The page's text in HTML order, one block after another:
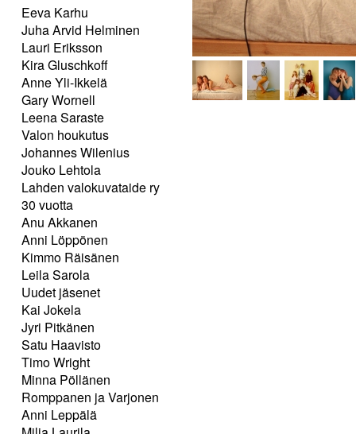
Eeva Karhu
Juha Arvid Helminen
Lauri Eriksson
Kira Gluschkoff
Anne Yli-Ikkelä
Gary Wornell
Leena Saraste
Valon houkutus
Johannes Wilenius
Jouko Lehtola
Lahden valokuvataide ry
30 vuotta
Anu Akkanen
Anni Löppönen
Kimmo Räisänen
Leila Sarola
Uudet jäsenet
Kai Jokela
Jyri Pitkänen
Satu Haavisto
Timo Wright
Minna Pöllänen
Romppanen ja Varjonen
Anni Leppälä